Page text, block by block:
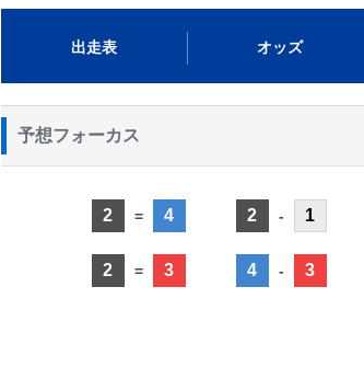
出走表 オッズ
予想フォーカス
2 = 4
2 = 3
2 - 1
4 - 3